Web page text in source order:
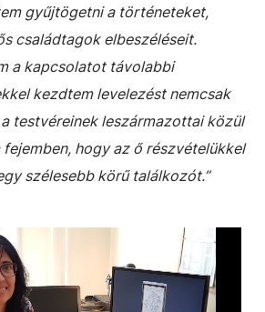
gyűjtögetni a történeteket,
családtagok elbeszéléseit.
a kapcsolatot távolabbi
kezdtem levelezést nemcsak
testvéreinek leszármazottai közül
hogy az ő részvételükkel
szélesebb körű találkozót.”